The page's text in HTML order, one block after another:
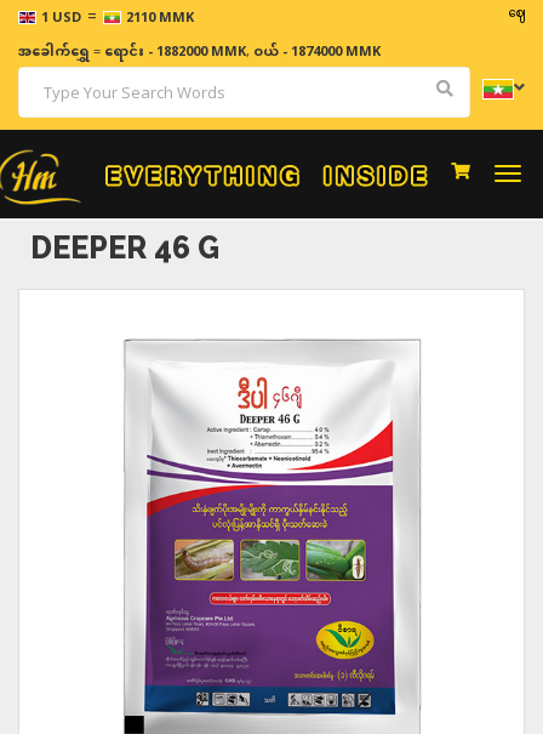
1 USD = 2110 MMK ဈေးနှုန်း
အခေါက်ရွှေ=ရောင်း - 1882000 MMK, ဝယ် - 1874000 MMK
DEEPER 46 G